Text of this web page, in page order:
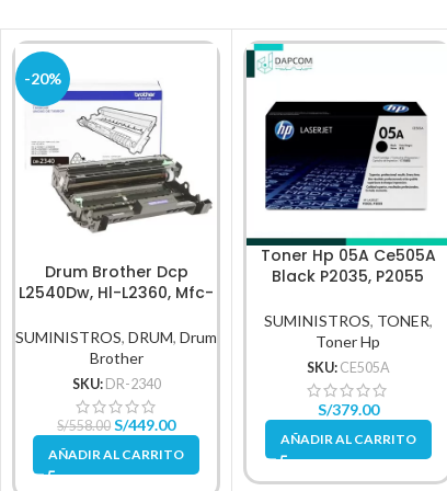
-20%
Drum Brother Dcp
L2540Dw, Hl-L2360, Mfc-
SUMINISTROS,DRUM,Drum
Brother
SKU: DR-2340
S/558.00 S/449.00
AÑADIR AL CARRITO
Toner Hp 05A Ce505A
Black P2035, P2055
SUMINISTROS, TONER,
Toner Hp
SKU: CE505A
S/379.00
AÑADIR AL CARRITO